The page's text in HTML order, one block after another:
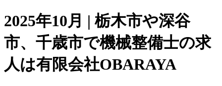
2025年10月 | 栃木市や深谷
市、千歳市で機械整備士の求
人は有限会社OBARAYA